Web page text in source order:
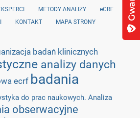
METODY ANALIZY
eCRF
KONTAKT MAPA STRONY
badań klinicznych
analizy danych
ecrf badania
do prac naukowych. Analiza
obserwacyjne